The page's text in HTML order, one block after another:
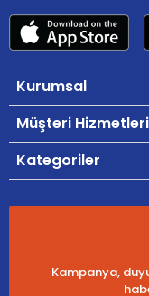
Kurumsal
Müşteri Hizmetleri
Kategoriler
Kampanya,